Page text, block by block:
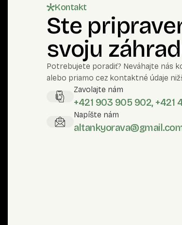
Kontakt
Ste
svoju
Potrebujete poradiť? Neváhajte nás
alebo priamo cez kontaktné údaje
Zavolajte nám
+421 903 905 902, +421
Napíšte nám